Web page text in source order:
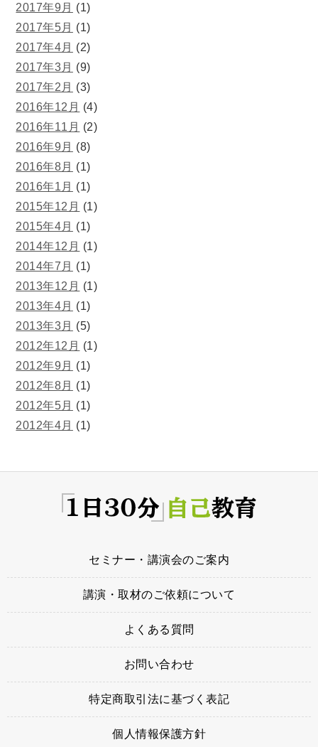
2017年9月 (1)
2017年5月 (1)
2017年4月 (2)
2017年3月 (9)
2017年2月 (3)
2016年12月 (4)
2016年11月 (2)
2016年9月 (8)
2016年8月 (1)
2016年1月 (1)
2015年12月 (1)
2015年4月 (1)
2014年12月 (1)
2014年7月 (1)
2013年12月 (1)
2013年4月 (1)
2013年3月 (5)
2012年12月 (1)
2012年9月 (1)
2012年8月 (1)
2012年5月 (1)
2012年4月 (1)
セミナー・講演会のご案内
講演・取材のご依頼について
よくある質問
お問い合わせ
特定商取引法に基づく表記
個人情報保護方針